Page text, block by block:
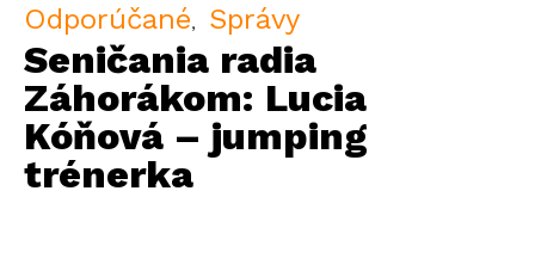
Odporúčané Správy
Seničania radia
Záhorákom: Lucia
Kóňová – jumping
trénerka